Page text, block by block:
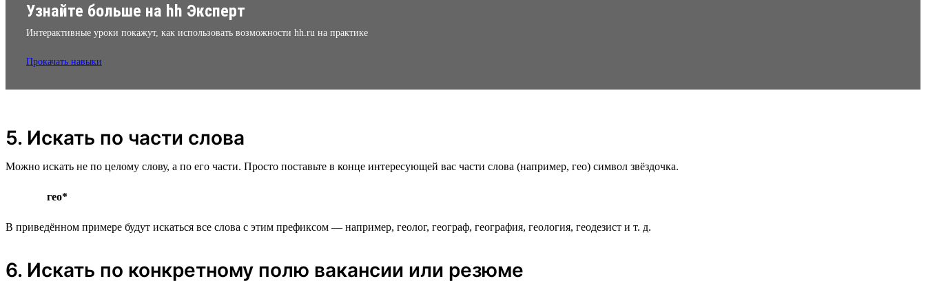
Узнайте больше на hh Эксперт
Интерактивные уроки покажут, как использовать возможности hh.ru на практике
Прокачать навыки
5. Искать по части слова
Можно искать не по целому слову, а по его части. Просто поставьте в конце интересующей вас части слова (например, гео) символ звёздочка.
гео*
В приведённом примере будут искаться все слова с этим префиксом — например, геолог, географ, география, геология, геодезист и т. д.
6. Искать по конкретному полю вакансии или резюме